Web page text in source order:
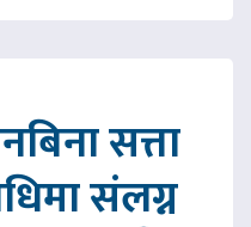
सत्ता
संलग्न